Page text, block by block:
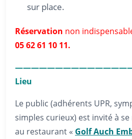
sur place.
Réservation non
05 62 61 10 11.
Lieu
Le public (adhérents UPR,
simples curieux) est invité à
au restaurant « Golf Auch